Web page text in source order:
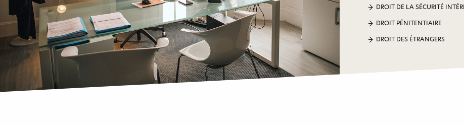
DROIT DE LA SÉCURITÉ
DROIT PÉNITENTIAIRE
DROIT DES ÉTRANGERS